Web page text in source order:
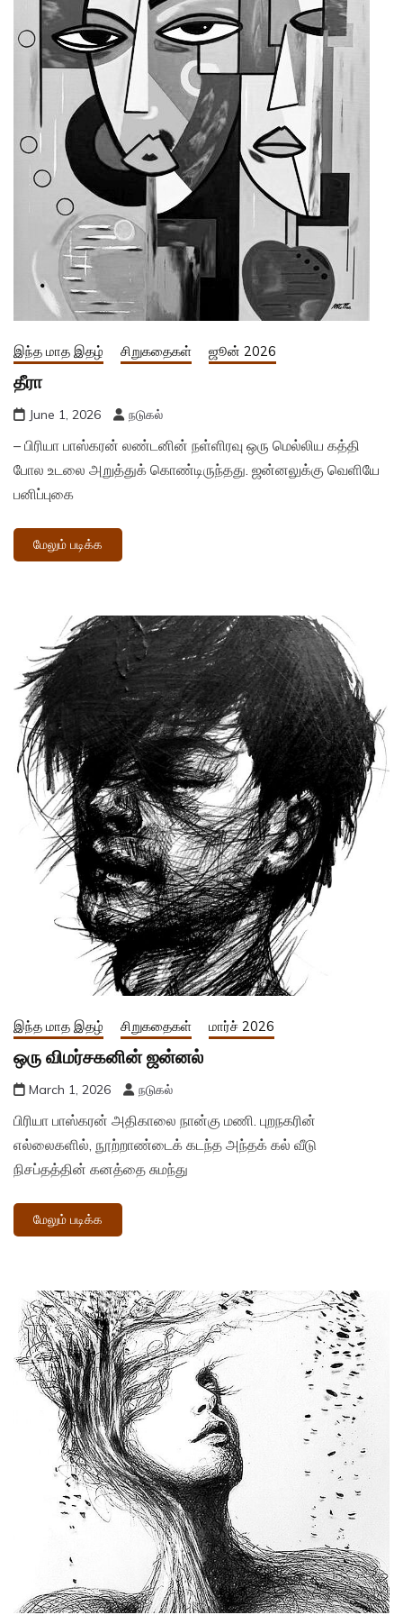
இந்த மாத இதழ் சிறுகதைகள் ஜூன் 2026
தீரா
June 1, 2026 நடுகல்
– பிரியா பாஸ்கரன் லண்டனின் நள்ளிரவு ஒரு மெல்லிய கத்தி
போல உடலை அறுத்துக் கொண்டிருந்தது. ஜன்னலுக்கு வெளியே
பனிப்புகை
மேலும் படிக்க
இந்த மாத இதழ் சிறுகதைகள் மார்ச் 2026
ஒரு விமர்சகனின் ஜன்னல்
March 1, 2026 நடுகல்
பிரியா பாஸ்கரன் அதிகாலை நான்கு மணி. புறநகரின்
எல்லைகளில், நூற்றாண்டைக் கடந்த அந்தக் கல் வீடு
நிசப்தத்தின் கனத்தை சுமந்து
மேலும் படிக்க